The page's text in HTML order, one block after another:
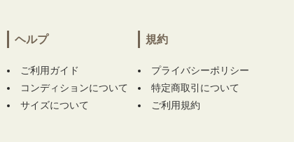
ヘルプ
ご利用ガイド
コンディションについて
サイズについて
規約
プライバシーポリシー
特定商取引について
ご利用規約